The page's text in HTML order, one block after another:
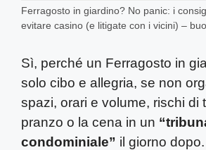
Ferragosto in giardino? No panic: i
evitare casino (e litigate con i vicini) –
Sì, perché un Ferragosto in
solo cibo e allegria, se non
spazi, orari e volume, rischi di
pranzo o la cena in un
condominiale” il giorno